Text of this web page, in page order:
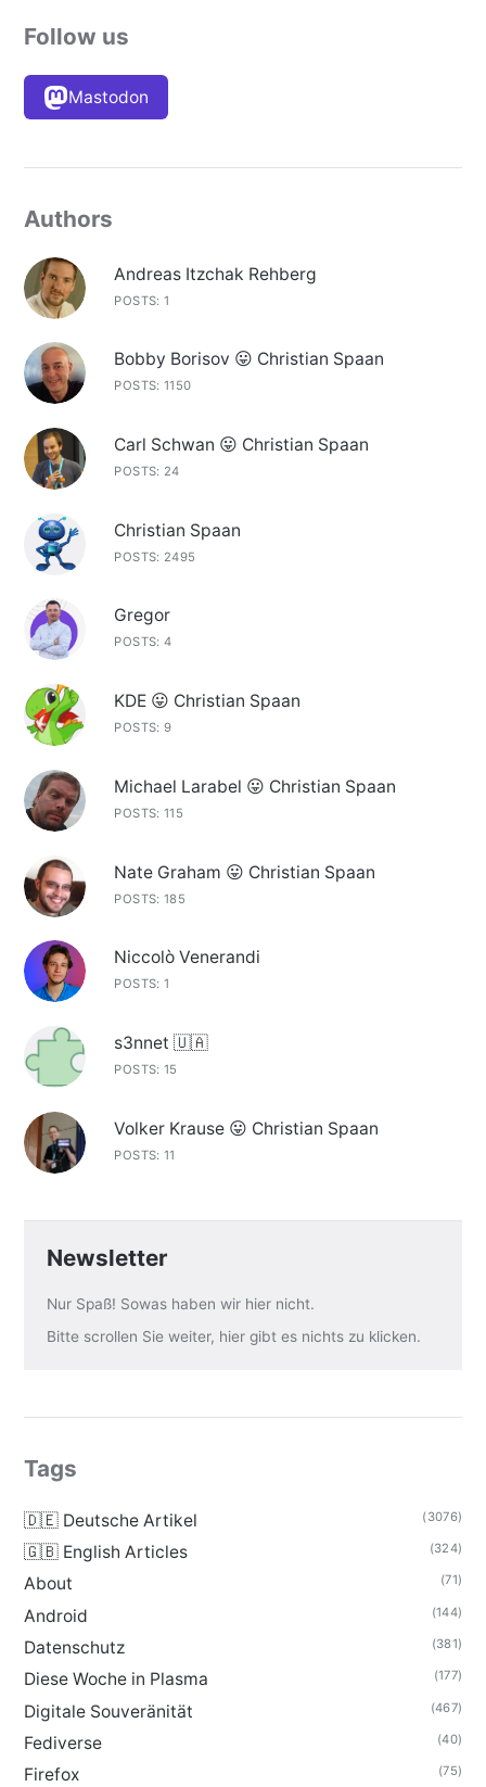
Follow us
Mastodon
Authors
Andreas Itzchak Rehberg
POSTS: 1
Bobby Borisov 😛 Christian Spaan
POSTS: 1150
Carl Schwan 😛 Christian Spaan
POSTS: 24
Christian Spaan
POSTS: 2495
Gregor
POSTS: 4
KDE 😛 Christian Spaan
POSTS: 9
Michael Larabel 😛 Christian Spaan
POSTS: 115
Nate Graham 😛 Christian Spaan
POSTS: 185
Niccolò Venerandi
POSTS: 1
s3nnet 🇺🇦
POSTS: 15
Volker Krause 😛 Christian Spaan
POSTS: 11
Newsletter
Nur Spaß! Sowas haben wir hier nicht.
Bitte scrollen Sie weiter, hier gibt es nichts zu klicken.
Tags
🇩🇪 Deutsche Artikel (3076)
🇬🇧 English Articles (324)
About (71)
Android (144)
Datenschutz (381)
Diese Woche in Plasma (177)
Digitale Souveränität (467)
Fediverse (40)
Firefox (75)